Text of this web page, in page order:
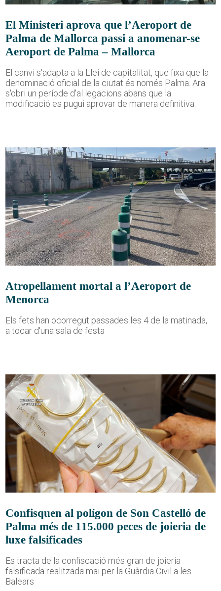
El Ministeri aprova que l’Aeroport de
Palma de Mallorca passi a anomenar-se
Aeroport de Palma – Mallorca
El canvi s'adapta a la Llei de capitalitat, que fixa que la
denominació oficial de la ciutat és només Palma. Ara
s'obri un període d'al·legacions abans que la
modificació es pugui aprovar de manera definitiva.
Atropellament mortal a l’Aeroport de
Menorca
Els fets han ocorregut passades les 4 de la matinada,
a tocar d'una sala de festa
Confisquen al polígon de Son Castelló de
Palma més de 115.000 peces de joieria de
luxe falsificades
Es tracta de la confiscació més gran de joieria
falsificada realitzada mai per la Guàrdia Civil a les
Balears